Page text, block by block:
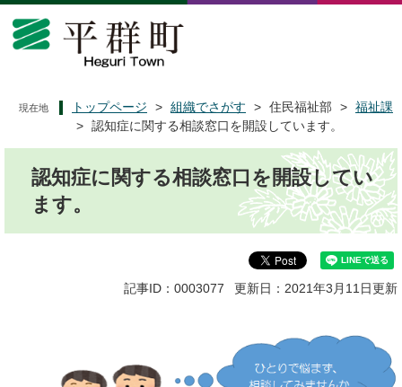
ペ
メ
現在地 トップページ > 組織でさがす > 住民福祉部 > 福祉課
> 認知症に関する相談窓口を開設しています。
認知症に関する相談窓口を開設してい
ます。
記事ID：0003077 更新日：2021年3月11日更新